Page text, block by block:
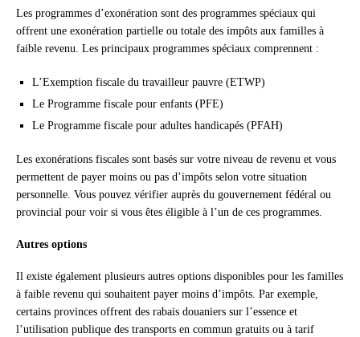
Les programmes d’exonération sont des programmes spéciaux qui
offrent une exonération partielle ou totale des impôts aux familles à
faible revenu. Les principaux programmes spéciaux comprennent :
L’Exemption fiscale du travailleur pauvre (ETWP)
Le Programme fiscale pour enfants (PFE)
Le Programme fiscale pour adultes handicapés (PFAH)
Les exonérations fiscales sont basés sur votre niveau de revenu et vous
permettent de payer moins ou pas d’impôts selon votre situation
personnelle. Vous pouvez vérifier auprès du gouvernement fédéral ou
provincial pour voir si vous êtes éligible à l’un de ces programmes.
Autres options
Il existe également plusieurs autres options disponibles pour les familles
à faible revenu qui souhaitent payer moins d’impôts. Par exemple,
certains provinces offrent des rabais douaniers sur l’essence et
l’utilisation publique des transports en commun gratuits ou à tarif